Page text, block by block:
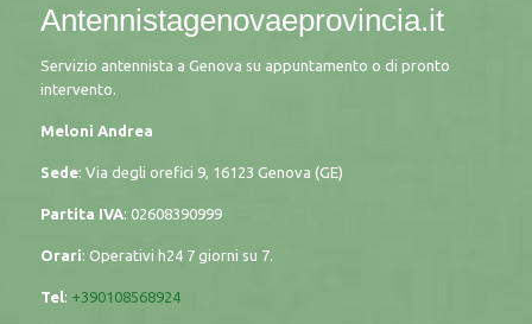
Antennistagenovaeprovincia.it
Servizio antennista a Genova su appuntamento o di pronto
intervento.
Meloni Andrea
Sede: Via degli orefici 9, 16123 Genova (GE)
Partita IVA: 02608390999
Orari: Operativi h24 7 giorni su 7.
Tel: +390108568924